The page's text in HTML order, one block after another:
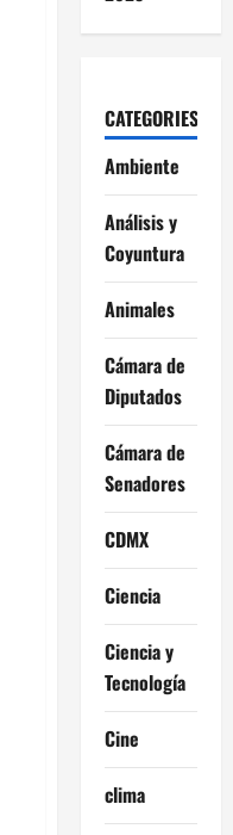
CATEGORIES
Ambiente
Análisis y
Coyuntura
Animales
Cámara de
Diputados
Cámara de
Senadores
CDMX
Ciencia
Ciencia y
Tecnología
Cine
clima